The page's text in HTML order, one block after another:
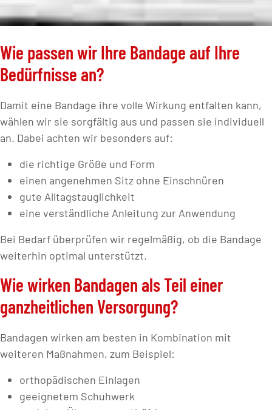
Wie passen wir Ihre Bandage auf Ihre
Bedürfnisse an?
Damit eine Bandage ihre volle Wirkung entfalten kann,
wählen wir sie sorgfältig aus und passen sie individuell
an. Dabei achten wir besonders auf:
die richtige Größe und Form
einen angenehmen Sitz ohne Einschnüren
gute Alltagstauglichkeit
eine verständliche Anleitung zur Anwendung
Bei Bedarf überprüfen wir regelmäßig, ob die Bandage
weiterhin optimal unterstützt.
Wie wirken Bandagen als Teil einer
ganzheitlichen Versorgung?
Bandagen wirken am besten in Kombination mit
weiteren Maßnahmen, zum Beispiel:
orthopädischen Einlagen
geeignetem Schuhwerk